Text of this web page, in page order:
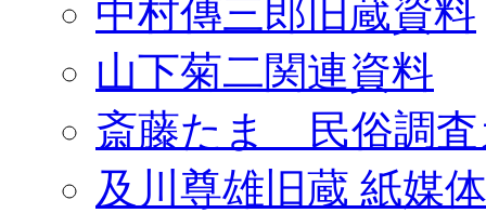
中村傳三郎旧蔵資料
山下菊二関連資料
斎藤たま 民俗調査
及川尊雄旧蔵 紙媒